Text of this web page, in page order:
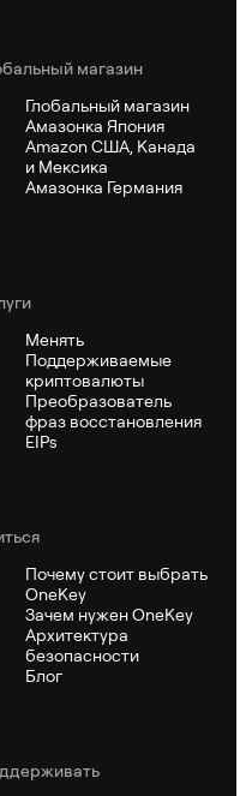
магазин
Глобальный магазин
Амазонка Япония
Amazon США, Канада
и Мексика
Амазонка Германия
Менять
Поддерживаемые
криптовалюты
Преобразователь
фраз восстановления
EIPs
Почему стоит выбрать
OneKey
Зачем нужен OneKey
Архитектура
безопасности
Блог